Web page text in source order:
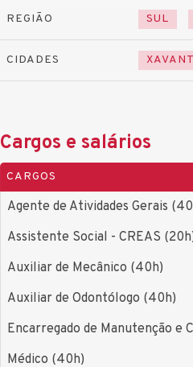
REGIÃO SUL
CIDADES
Cargos e salários
CARGOS
Agente de Atividades Gerais
Assistente Social - CREAS
Auxiliar de Mecânico (40h)
Auxiliar de Odontólogo (40h)
Encarregado de Manutenção e
Médico (40h)